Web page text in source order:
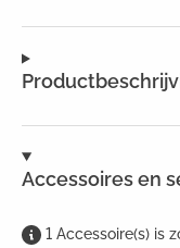
Accessoires en
1 Accessoire(s) is